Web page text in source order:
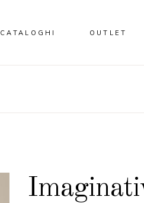
CATALOGHI OUTLET